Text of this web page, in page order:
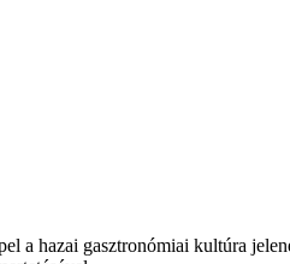
a hazai gasztronómiai kultúra